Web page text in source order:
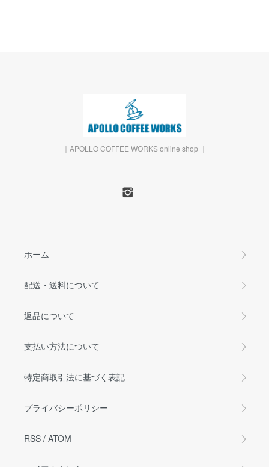
｜APOLLO COFFEE WORKS online shop ｜
ホーム
配送・送料について
返品について
支払い方法について
特定商取引法に基づく表記
プライバシーポリシー
RSS / ATOM